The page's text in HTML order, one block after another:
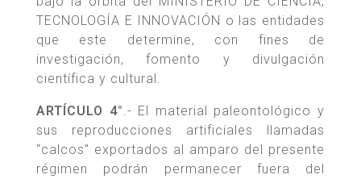
TECNOLOGÍA E INNOVACIÓN o las entidades
que este determine, con fines de
investigación, fomento y divulgación
científica y cultural.
ARTÍCULO 4° .- El material paleontológico y
sus reproducciones artificiales llamadas
“calcos” exportados al amparo del presente
régimen podrán permanecer fuera del